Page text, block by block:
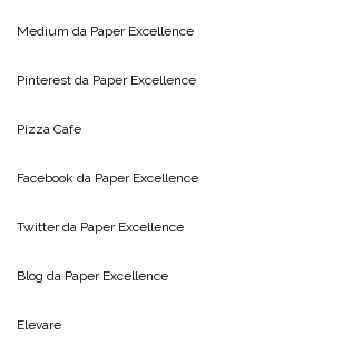
Medium da Paper Excellence
Pinterest da Paper Excellence
Pizza Cafe
Facebook da Paper Excellence
Twitter da Paper Excellence
Blog da Paper Excellence
Elevare